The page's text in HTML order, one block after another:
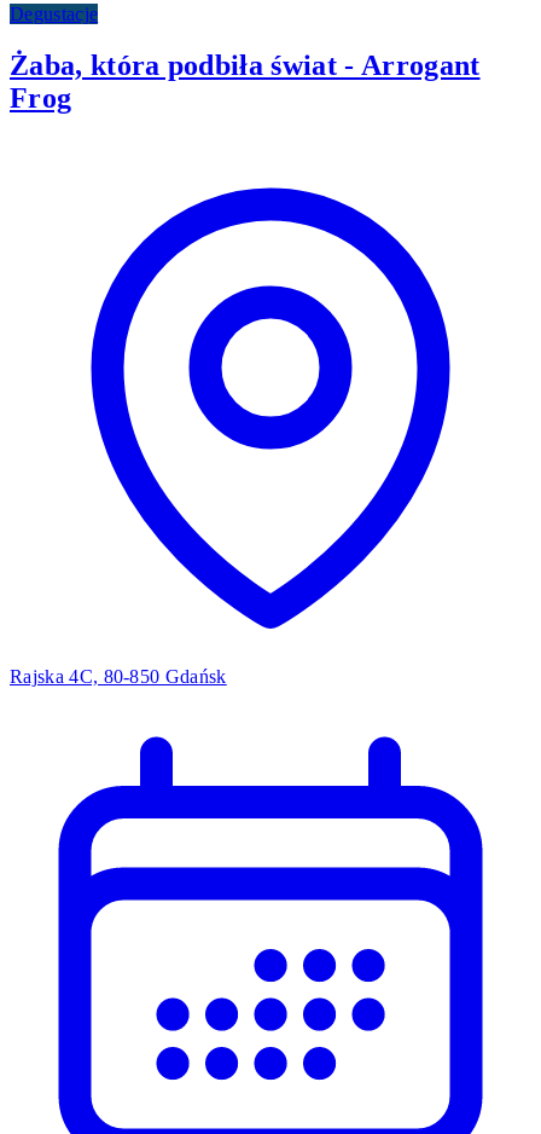
Degustacje
Żaba, która podbiła świat - Arrogant
Frog
Rajska 4C, 80-850 Gdańsk